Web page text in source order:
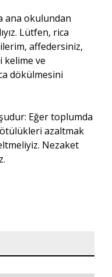
ana okulundan
Lütfen, rica
affedersiniz,
kelime ve
dökülmesini
Eğer toplumda
azaltmak
Nezaket